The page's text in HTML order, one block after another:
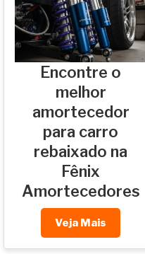
Encontre o
melhor
amortecedor
para carro
rebaixado na
Fênix
Amortecedores
Veja Mais